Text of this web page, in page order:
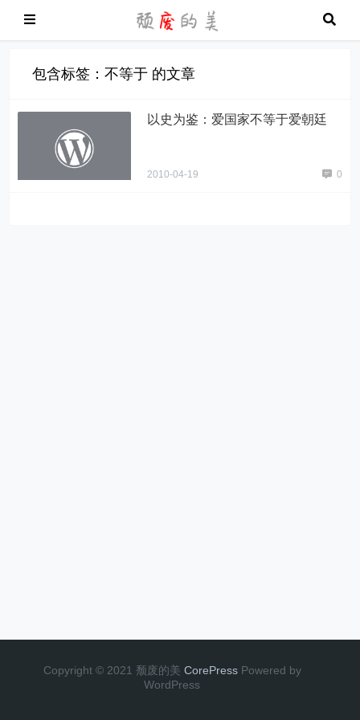
包含标签：不等于 的文章
以史为鉴：爱国家不等于爱朝廷
2010-04-19 0
Copyright © 2021 颓废的美 CorePress Powered by
WordPress